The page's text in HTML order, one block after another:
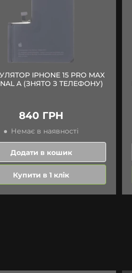
IPHONE 15 PRO MAX
A (ЗНЯТО З ТЕЛЕФОНУ)
840 ГРН
Немає в наявності
Додати в кошик
Купити в 1 клік